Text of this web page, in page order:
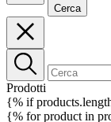
Cerca
Prodotti
{% if
{% for product in